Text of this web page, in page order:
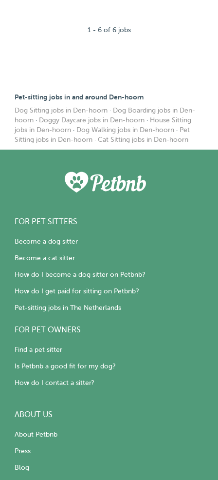
1 - 6 of 6 jobs
Pet-sitting jobs in and around Den-hoorn
Dog Sitting jobs in Den-hoorn · Dog Boarding jobs in Den-
hoorn · Doggy Daycare jobs in Den-hoorn · House Sitting
jobs in Den-hoorn · Dog Walking jobs in Den-hoorn · Pet
Sitting jobs in Den-hoorn · Cat Sitting jobs in Den-hoorn
FOR PET SITTERS
Become a dog sitter
Become a cat sitter
How do I become a dog sitter on Petbnb?
How do I get paid for sitting on Petbnb?
Pet-sitting jobs in The Netherlands
FOR PET OWNERS
Find a pet sitter
Is Petbnb a good fit for my dog?
How do I contact a sitter?
ABOUT US
About Petbnb
Press
Blog